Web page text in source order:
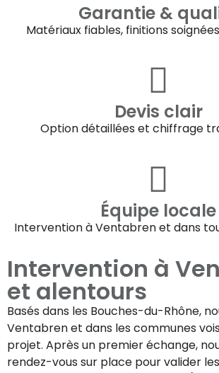
Garantie &
Matériaux fiables, finitions
Devis clair
Option détaillées et chiffrage
Équipe locale
Intervention àVentabrenet dans
Intervention à
et alentours
Basés dans les Bouches-du-Rhône,
Ventabrenet dans les communes
projet. Après un premier échange,
rendez-vous sur place pour valider